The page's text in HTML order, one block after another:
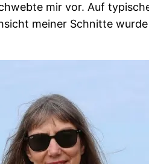
mir vor. Auf
meiner Schnitte